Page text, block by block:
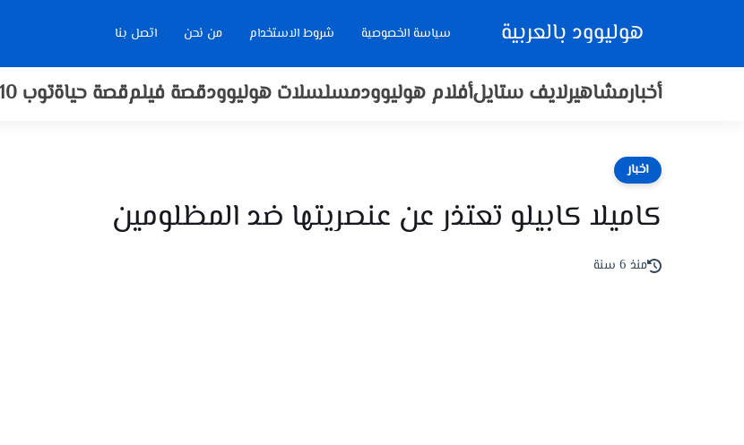
هوليوود بالعربية سياسة الخصوصية شروط الاستخدام من نحن اتصل بنا
أخبارمشاهيرلايف ستايلأفلام هوليوودمسلسلات هوليوودقصة فيلمقصة حياةتوب 10
اخبار
كاميلا كابيلو تعتذر عن عنصريتها ضد المظلومين
منذ 6 سنة